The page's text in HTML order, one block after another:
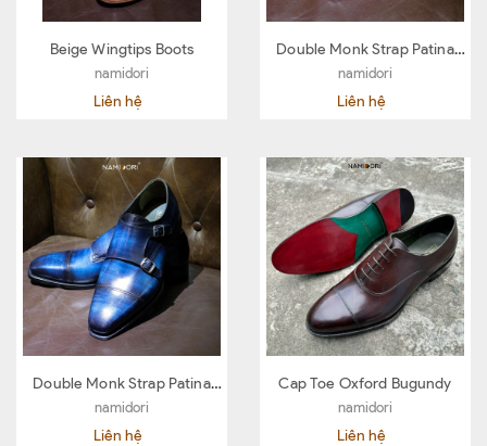
Beige Wingtips Boots
namidori
Liên hệ
Double Monk Strap Patina
Yellow
namidori
Liên hệ
Double Monk Strap Patina
Blue
namidori
Liên hệ
Cap Toe Oxford Bugundy
namidori
Liên hệ